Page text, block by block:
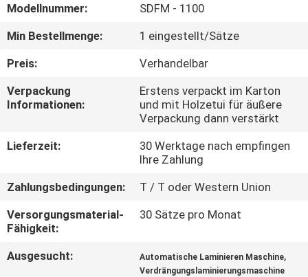
FABRIK-
AUSFLUG
QUALITÄTSKONTROLLE
SIE
UNS
IN
VERBINDUNG
Modellnummer:
SDFM - 1100
Min Bestellmenge:
1 eingestellt/Sätze
Preis:
Verhandelbar
Verpackung
Informationen:
Erstens verpackt im Karton
und mit Holzetui für äußere
Verpackung dann verstärkt
Lieferzeit:
30 Werktage nach empfingen
Ihre Zahlung
Zahlungsbedingungen:
T / T oder Western Union
Versorgungsmaterial-
Fähigkeit:
30 Sätze pro Monat
Ausgesucht: Automatische Laminieren Maschine,
Verdrängungslaminierungsmaschine